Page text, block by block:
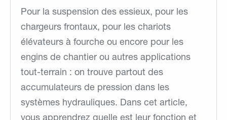
Pour la suspension des essieux, pour les
chargeurs frontaux, pour les chariots
élévateurs à fourche ou encore pour les
engins de chantier ou autres applications
tout-terrain : on trouve partout des
accumulateurs de pression dans les
systèmes hydrauliques. Dans cet article,